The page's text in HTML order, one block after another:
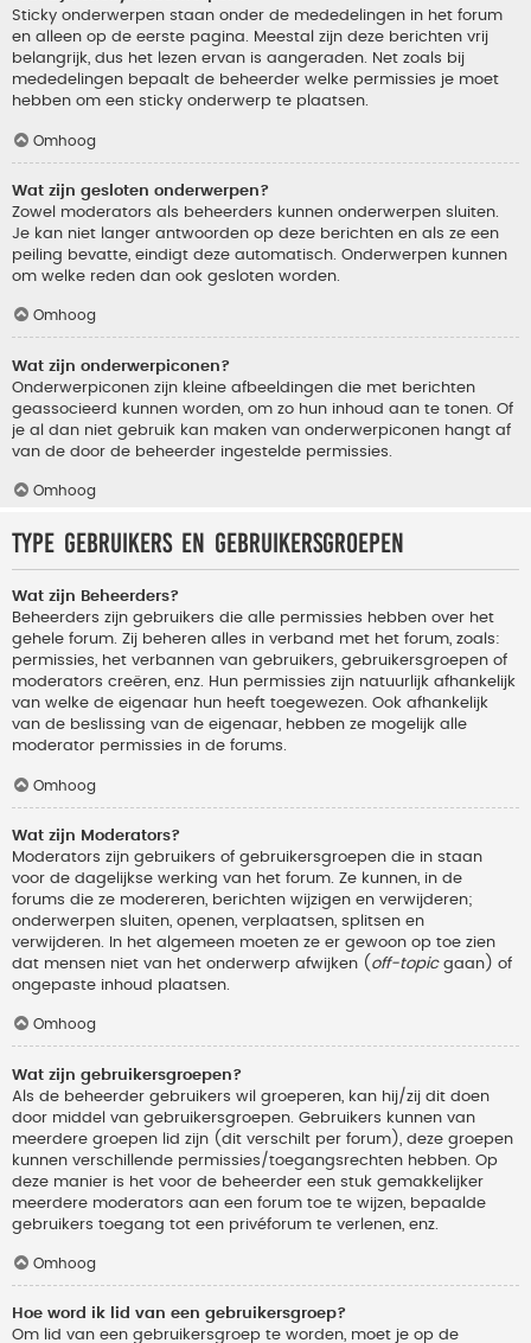
Sticky onderwerpen staan onder de mededelingen in het forum
en alleen op de eerste pagina. Meestal zijn deze berichten vrij
belangrijk, dus het lezen ervan is aangeraden. Net zoals bij
mededelingen bepaalt de beheerder welke permissies je moet
hebben om een sticky onderwerp te plaatsen.
Omhoog
Wat zijn gesloten onderwerpen?
Zowel moderators als beheerders kunnen onderwerpen sluiten.
Je kan niet langer antwoorden op deze berichten en als ze een
peiling bevatte, eindigt deze automatisch. Onderwerpen kunnen
om welke reden dan ook gesloten worden.
Omhoog
Wat zijn onderwerpiconen?
Onderwerpiconen zijn kleine afbeeldingen die met berichten
geassocieerd kunnen worden, om zo hun inhoud aan te tonen. Of
je al dan niet gebruik kan maken van onderwerpiconen hangt af
van de door de beheerder ingestelde permissies.
Omhoog
Type gebruikers en gebruikersgroepen
Wat zijn Beheerders?
Beheerders zijn gebruikers die alle permissies hebben over het
gehele forum. Zij beheren alles in verband met het forum, zoals:
permissies, het verbannen van gebruikers, gebruikersgroepen of
moderators creëren, enz. Hun permissies zijn natuurlijk afhankelijk
van welke de eigenaar hun heeft toegewezen. Ook afhankelijk
van de beslissing van de eigenaar, hebben ze mogelijk alle
moderator permissies in de forums.
Omhoog
Wat zijn Moderators?
Moderators zijn gebruikers of gebruikersgroepen die in staan
voor de dagelijkse werking van het forum. Ze kunnen, in de
forums die ze modereren, berichten wijzigen en verwijderen;
onderwerpen sluiten, openen, verplaatsen, splitsen en
verwijderen. In het algemeen moeten ze er gewoon op toe zien
dat mensen niet van het onderwerp afwijken ( off-topicgaan) of
ongepaste inhoud plaatsen.
Omhoog
Wat zijn gebruikersgroepen?
Als de beheerder gebruikers wil groeperen, kan hij/zij dit doen
door middel van gebruikersgroepen. Gebruikers kunnen van
meerdere groepen lid zijn (dit verschilt per forum), deze groepen
kunnen verschillende permissies/toegangsrechten hebben. Op
deze manier is het voor de beheerder een stuk gemakkelijker
meerdere moderators aan een forum toe te wijzen, bepaalde
gebruikers toegang tot een privéforum te verlenen, enz.
Omhoog
Hoe word ik lid van een gebruikersgroep?
Om lid van een gebruikersgroep te worden, moet je op de